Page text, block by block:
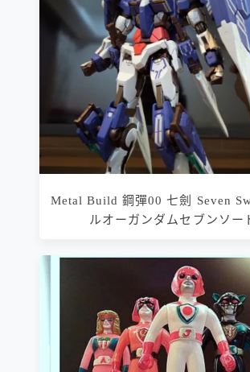
Metal Build 鋼彈00 七劍 Seven
ルオーガンダムセブンソー